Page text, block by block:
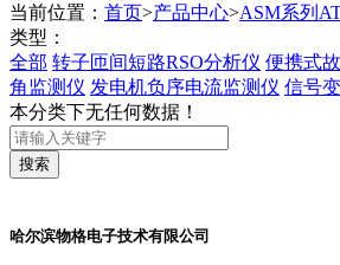
当前位置： 首页>产品中心>ASM系列
类型：
全部 转子匝间短路RSO分析仪 便携式
角监测仪 发电机负序电流监测仪 信号
本分类下无任何数据！
搜索
哈尔滨物格电子技术有限公司